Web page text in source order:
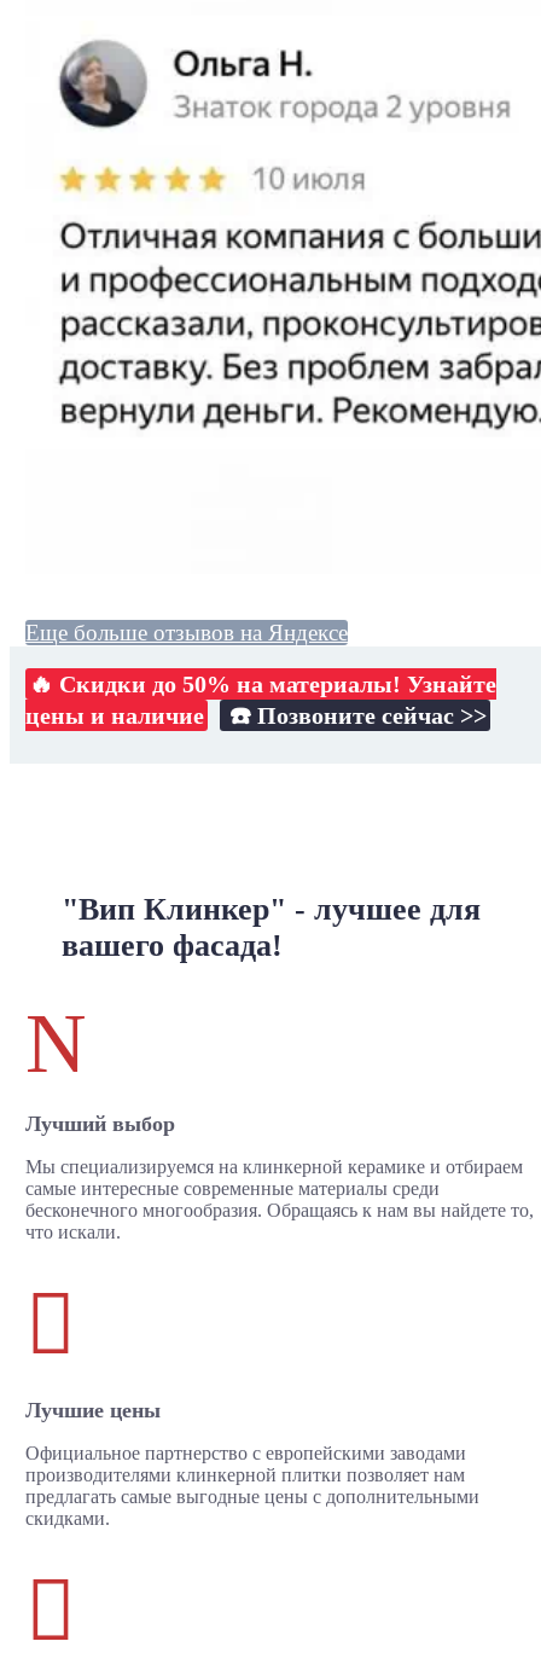
Еще больше отзывов на Яндексе
🔥 Скидки до 50% на материалы! Узнайте
цены и наличие
☎️ Позвоните сейчас >>
"Вип Клинкер" - лучшее для
вашего фасада!
N
Лучший выбор
Мы специализируемся на клинкерной керамике и отбираем
самые интересные современные материалы среди
бесконечного многообразия. Обращаясь к нам вы найдете то,
что искали.

Лучшие цены
Официальное партнерство с европейскими заводами
производителями клинкерной плитки позволяет нам
предлагать самые выгодные цены с дополнительными
скидками.
